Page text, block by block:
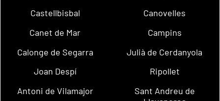
Castellbisbal
Canovelles
Canet de Mar
Campins
Calonge de Segarra
Julià de Cerdanyola
Joan Despí
Ripollet
Antoni de Vilamajor
Sant Andreu de